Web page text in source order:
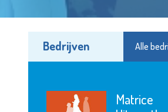
Bedrijven Alle
Stedelijk